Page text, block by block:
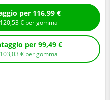
Compra con montaggio per 116,99 €
120,53€ per gomma
Compra senza montaggio per 99,49 €
103,03 € per gomma